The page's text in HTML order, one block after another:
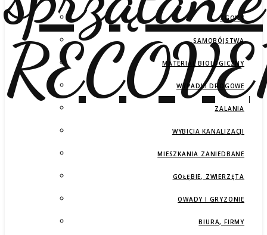
ZGONY
SAMOBÓJSTWA
MATERIAŁ BIOLOGICZNY
WYPADKI DROGOWE
ZALANIA
WYBICIA KANALIZACJI
MIESZKANIA ZANIEDBANE
GOŁĘBIE, ZWIERZĘTA
OWADY I GRYZONIE
BIURA, FIRMY